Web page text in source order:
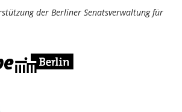
der Berliner Senatsverwaltung für